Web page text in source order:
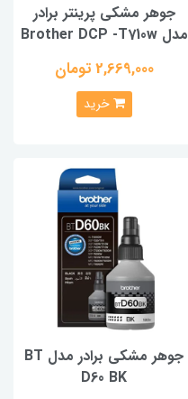
جوهر مشکی پرینتر برادر
مدل Brother DCP -T710w
2,669,000 تومان
خرید
جوهر مشکی برادر مدل BT
D60 BK